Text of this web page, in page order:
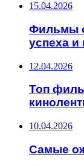
15.04.2026
Фильмы
успеха
12.04.2026
Топ
10.04.2026
Самые